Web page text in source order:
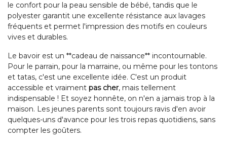
le confort pour la peau sensible de bébé, tandis que le
polyester garantit une excellente résistance aux lavages
fréquents et permet l'impression des motifs en couleurs
vives et durables.
Le bavoir est un **cadeau de naissance** incontournable.
Pour le parrain, pour la marraine, ou même pour les tontons
et tatas, c'est une excellente idée. C'est un produit
accessible et vraiment pas cher, mais tellement
indispensable ! Et soyez honnête, on n'en a jamais trop à la
maison. Les jeunes parents sont toujours ravis d'en avoir
quelques-uns d'avance pour les trois repas quotidiens, sans
compter les goûters.